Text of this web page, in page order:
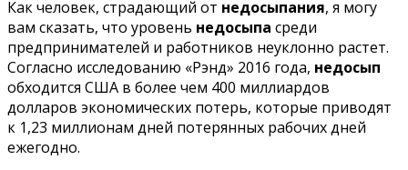
Как человек, страдающий от недосыпания, я могу
вам сказать, что уровень недосыпа среди
предпринимателей и работников неуклонно растет.
Согласно исследованию «Рэнд» 2016 года, недосып
обходится США в более чем 400 миллиардов
долларов экономических потерь, которые приводят
к 1,23 миллионам дней потерянных рабочих дней
ежегодно.